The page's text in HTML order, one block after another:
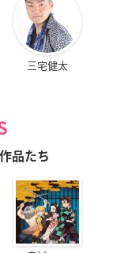
三宅健太
品たち